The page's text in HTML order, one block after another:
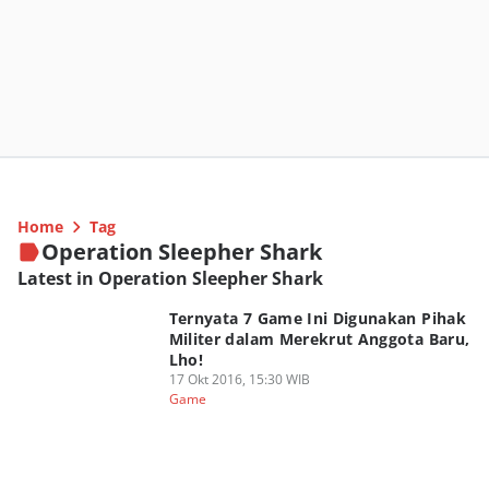
Home Tag
Operation Sleepher Shark
Latest in Operation Sleepher Shark
Ternyata 7 Game Ini Digunakan Pihak
Militer dalam Merekrut Anggota Baru,
Lho!
17 Okt 2016, 15:30 WIB
Game